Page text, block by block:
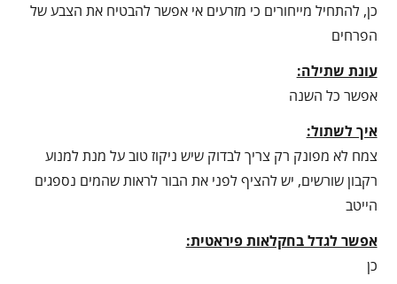
כן, להתחיל מייחורים כי מזרעים אי אפשר להבטיח את הצבע של
הפרחים
עונת שתילה:
אפשר כל השנה
איך לשתול:
צמח לא מפונק רק צריך לבדוק שיש ניקוז טוב על מנת למנוע
רקבון שורשים, יש להציף לפני את הבור לראות שהמים נספגים
הייטב
אפשר לגדל בחקלאות פיראטית:
כן